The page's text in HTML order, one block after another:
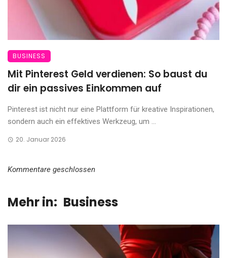
BUSINESS
Mit Pinterest Geld verdienen: So baust du
dir ein passives Einkommen auf
Pinterest ist nicht nur eine Plattform für kreative Inspirationen,
sondern auch ein effektives Werkzeug, um ...
20. Januar 2026
Kommentare geschlossen
Mehr in: Business